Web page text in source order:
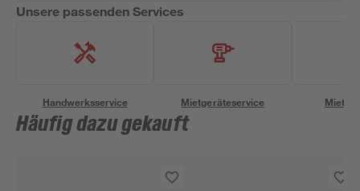
Unsere passenden Services
Handwerksservice Mietgeräteservice
Häufig dazu gekauft